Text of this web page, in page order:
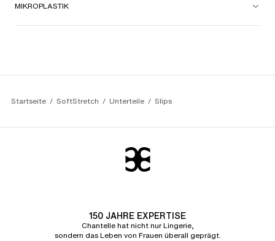
MIKROPLASTIK
Startseite SoftStretch Unterteile Slips
150 JAHRE EXPERTISE
Chantelle hat nicht nur Lingerie,
sondern das Leben von Frauen überall geprägt.